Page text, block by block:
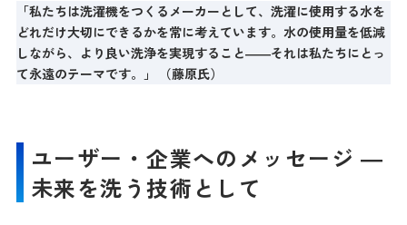
「私たちは洗濯機をつくるメーカーとして、洗濯に使用する水を
どれだけ大切にできるかを常に考えています。水の使用量を低減
しながら、より良い洗浄を実現すること――それは私たちにとっ
て永遠のテーマです。」 （藤原氏）
ユーザー・企業へのメッセージ ―
未来を洗う技術として